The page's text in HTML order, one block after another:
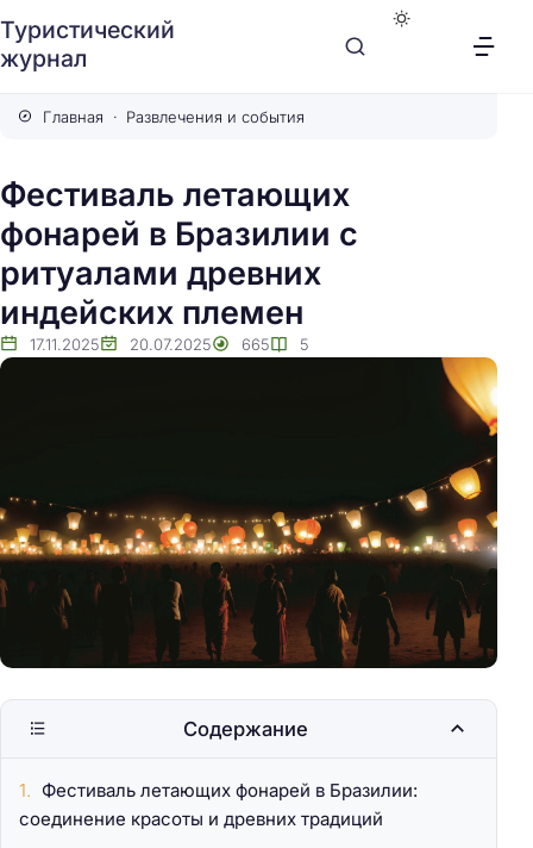
Туристический
журнал
Главная Развлечения и события
Фестиваль летающих
фонарей в Бразилии с
ритуалами древних
индейских племен
17.11.2025 20.07.2025 665 5
Содержание
Фестиваль летающих фонарей в Бразилии:
соединение красоты и древних традиций